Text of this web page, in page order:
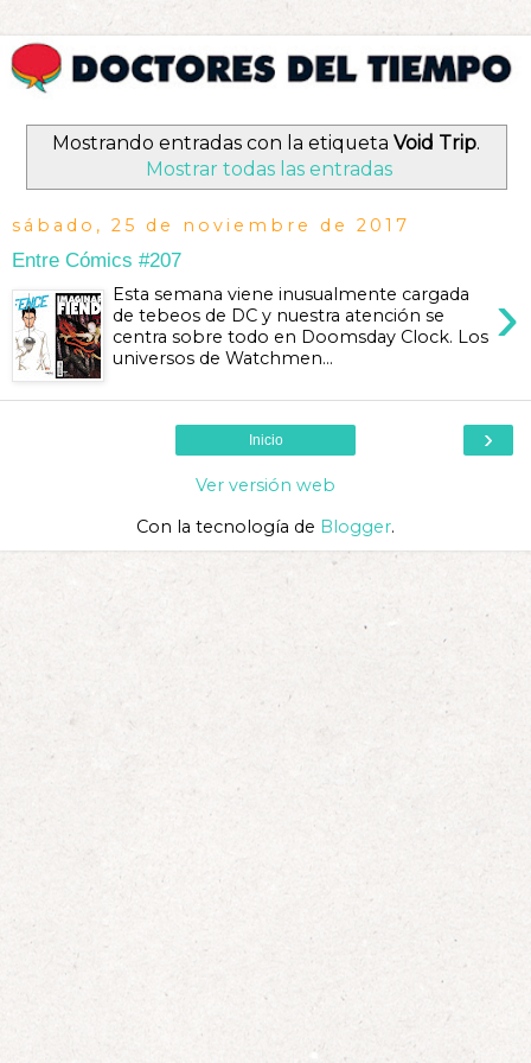
Mostrando entradas con la etiqueta Void Trip.
Mostrar todas las entradas
sábado, 25 de noviembre de 2017
Entre Cómics #207
›
Esta semana viene inusualmente cargada
de tebeos de DC y nuestra atención se
centra sobre todo en Doomsday Clock. Los
universos de Watchmen...
›
Inicio
Ver versión web
Con la tecnología de Blogger.